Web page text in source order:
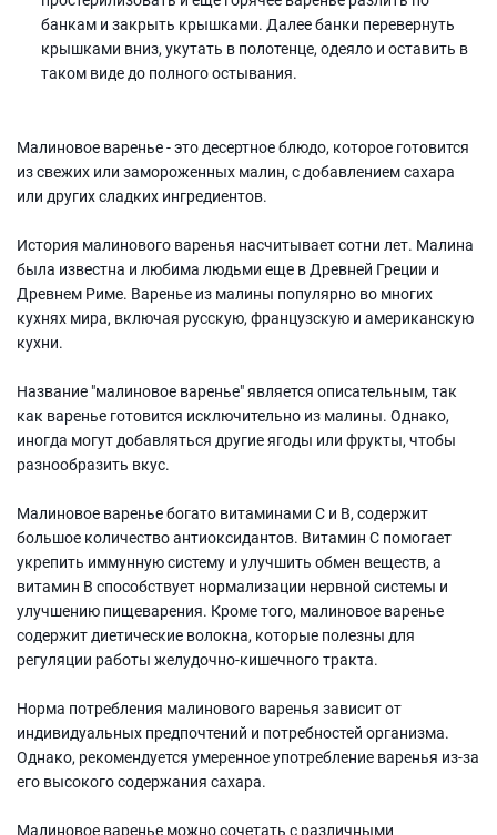
банкам и закрыть крышками. Далее банки перевернуть
крышками вниз, укутать в полотенце, одеяло и оставить в
таком виде до полного остывания.
Малиновое варенье - это десертное блюдо, которое готовится
из свежих или замороженных малин, с добавлением сахара
или других сладких ингредиентов.
История малинового варенья насчитывает сотни лет. Малина
была известна и любима людьми еще в Древней Греции и
Древнем Риме. Варенье из малины популярно во многих
кухнях мира, включая русскую, французскую и американскую
кухни.
Название "малиновое варенье" является описательным, так
как варенье готовится исключительно из малины. Однако,
иногда могут добавляться другие ягоды или фрукты, чтобы
разнообразить вкус.
Малиновое варенье богато витаминами С и В, содержит
большое количество антиоксидантов. Витамин С помогает
укрепить иммунную систему и улучшить обмен веществ, а
витамин В способствует нормализации нервной системы и
улучшению пищеварения. Кроме того, малиновое варенье
содержит диетические волокна, которые полезны для
регуляции работы желудочно-кишечного тракта.
Норма потребления малинового варенья зависит от
индивидуальных предпочтений и потребностей организма.
Однако, рекомендуется умеренное употребление варенья из-за
его высокого содержания сахара.
Малиновое варенье можно сочетать с различными